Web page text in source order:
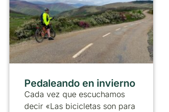
Pedaleando en invierno
Cada vez que escuchamos
decir «Las bicicletas son para